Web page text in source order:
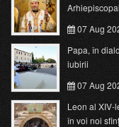
07 Aug
Papa, în
iubirii
07 Aug
Leon al XIV-
în voi noi